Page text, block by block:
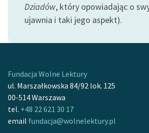
Feministyczne inspiracje.
Popularyzacja
feministycznej
Kolekcje edukacyjne
twórców przechodzących
do domeny publicznej,
lektur szkolnych oraz
Starego Testamentu
Dziadów, który opowiadając o
ujawnia i taki jego aspekt).
Fundacja Wolne Lektury
ul. Marszałkowska 84/92 lok. 125
00-514 Warszawa
tel. +48 22 621 30 17
email fundacja@wolnelektury.pl